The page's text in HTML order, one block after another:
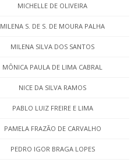
MICHELLE DE OLIVEIRA
MILENA S. DE S. DE MOURA PALHA
MILENA SILVA DOS SANTOS
MÔNICA PAULA DE LIMA CABRAL
NICE DA SILVA RAMOS
PABLO LUIZ FREIRE E LIMA
PAMELA FRAZÃO DE CARVALHO
PEDRO IGOR BRAGA LOPES